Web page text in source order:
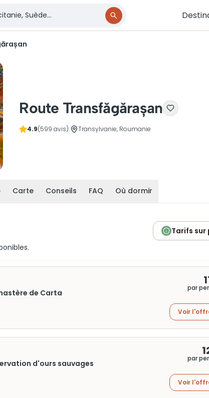
Route Transfăgărașan
4.9(599 avis) Transylvanie, Roumanie
Carte Conseils FAQ Où dormir
Tarifs sur
de Carta
par
Voir
d'ours sauvages
par
Voir